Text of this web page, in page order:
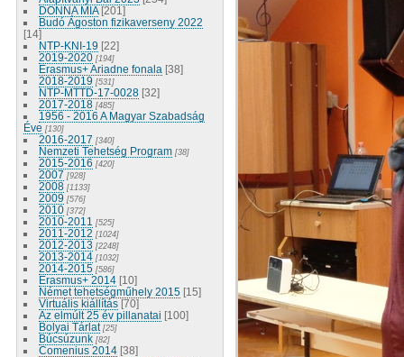
DONNA MIA [201]
Budó Ágoston fizikaverseny 2022
[14]
NTP-KNI-19 [22]
2019-2020 [194]
Erasmus+ Ariadne fonala [38]
2018-2019 [531]
NTP-MTTD-17-0028 [32]
2017-2018 [485]
1956 - 2016 A Magyar Szabadság
Éve [130]
2016-2017 [340]
Nemzeti Tehetség Program [38]
2015-2016 [420]
2007 [928]
2008 [1133]
2009 [576]
2010 [372]
2010-2011 [525]
2011-2012 [1024]
2012-2013 [2248]
2013-2014 [1032]
2014-2015 [586]
Erasmus+ 2014 [10]
Német tehetségműhely 2015 [15]
Virtuális kiállítás [70]
Az elmúlt 25 év pillanatai [100]
Bolyai Tárlat [25]
Búcsúzunk [82]
Comenius 2014 [38]